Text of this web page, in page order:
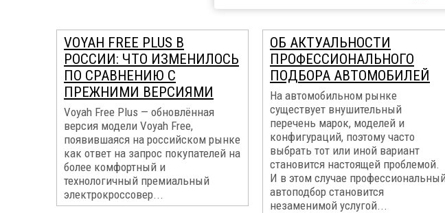
VOYAH FREE PLUS В
РОССИИ: ЧТО ИЗМЕНИЛОСЬ
ПО СРАВНЕНИЮ С
ПРЕЖНИМИ ВЕРСИЯМИ
Voyah Free Plus — обновлённая
версия модели Voyah Free,
появившаяся на российском рынке
как ответ на запрос покупателей на
более комфортный и
технологичный премиальный
электрокроссовер...
ОБ АКТУАЛЬНОСТИ
ПРОФЕССИОНАЛЬНОГО
ПОДБОРА АВТОМОБИЛЕЙ
На автомобильном рынке
существует внушительный
перечень марок, моделей и
конфигураций, поэтому часто
выбрать тот или иной вариант
становится настоящей проблемой.
И в этом случае
автоподбор становится
незаменимой услугой...